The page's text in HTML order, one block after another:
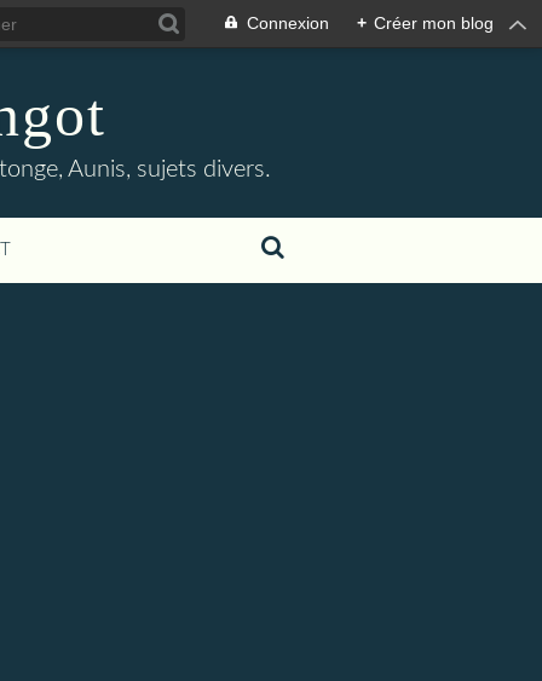
Connexion + Créer mon blog
Aunis, sujets divers.